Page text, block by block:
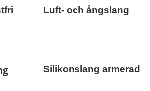
Luft- och ångslang
Silikonslang armerad